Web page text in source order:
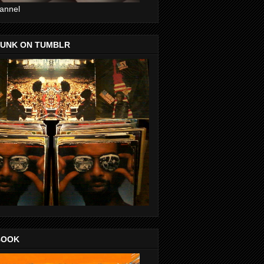
ON TUMBLR